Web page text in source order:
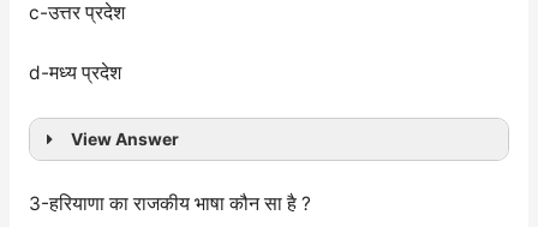
c-उत्तर प्रदेश
d-मध्य प्रदेश
View Answer
3-हरियाणा का राजकीय भाषा कौन सा है ?